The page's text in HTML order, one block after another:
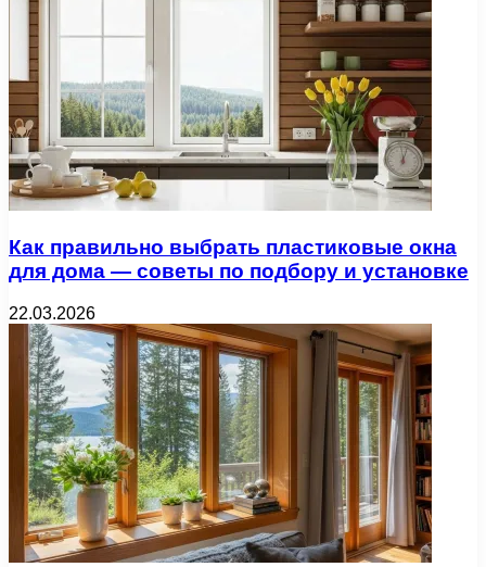
Как правильно выбрать пластиковые окна
для дома — советы по подбору и установке
22.03.2026